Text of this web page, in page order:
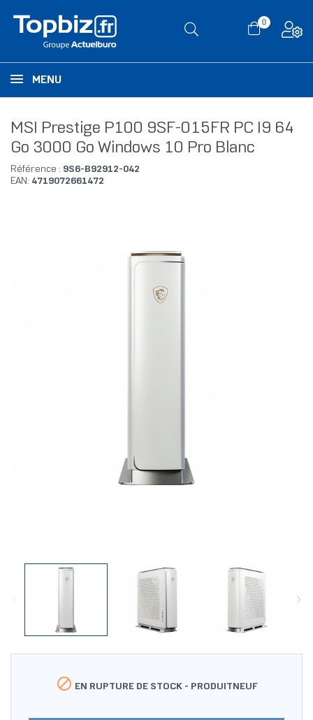
0
MENU
MSI Prestige P100 9SF-015FR PC I9 64
Go 3000 Go Windows 10 Pro Blanc
Référence : 9S6-B92912-042
EAN: 4719072661472
 EN RUPTURE DE STOCK - PRODUITNEUF